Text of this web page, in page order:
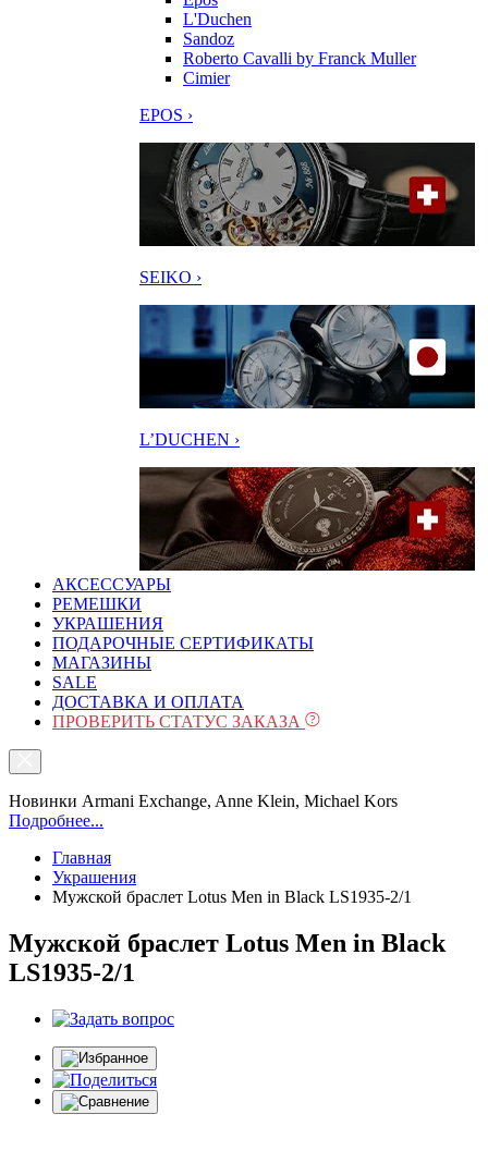
L'Duchen
Sandoz
Roberto Cavalli by Franck Muller
Cimier
EPOS ›
SEIKO ›
L’DUCHEN ›
АКСЕССУАРЫ
РЕМЕШКИ
УКРАШЕНИЯ
ПОДАРОЧНЫЕ СЕРТИФИКАТЫ
МАГАЗИНЫ
SALE
ДОСТАВКА И ОПЛАТА
ПРОВЕРИТЬ СТАТУС ЗАКАЗА
Новинки Armani Exchange, Anne Klein, Michael Kors
Подробнее...
Главная
Украшения
Мужской браслет Lotus Men in Black LS1935-2/1
Мужской браслет Lotus Men in Black
LS1935-2/1